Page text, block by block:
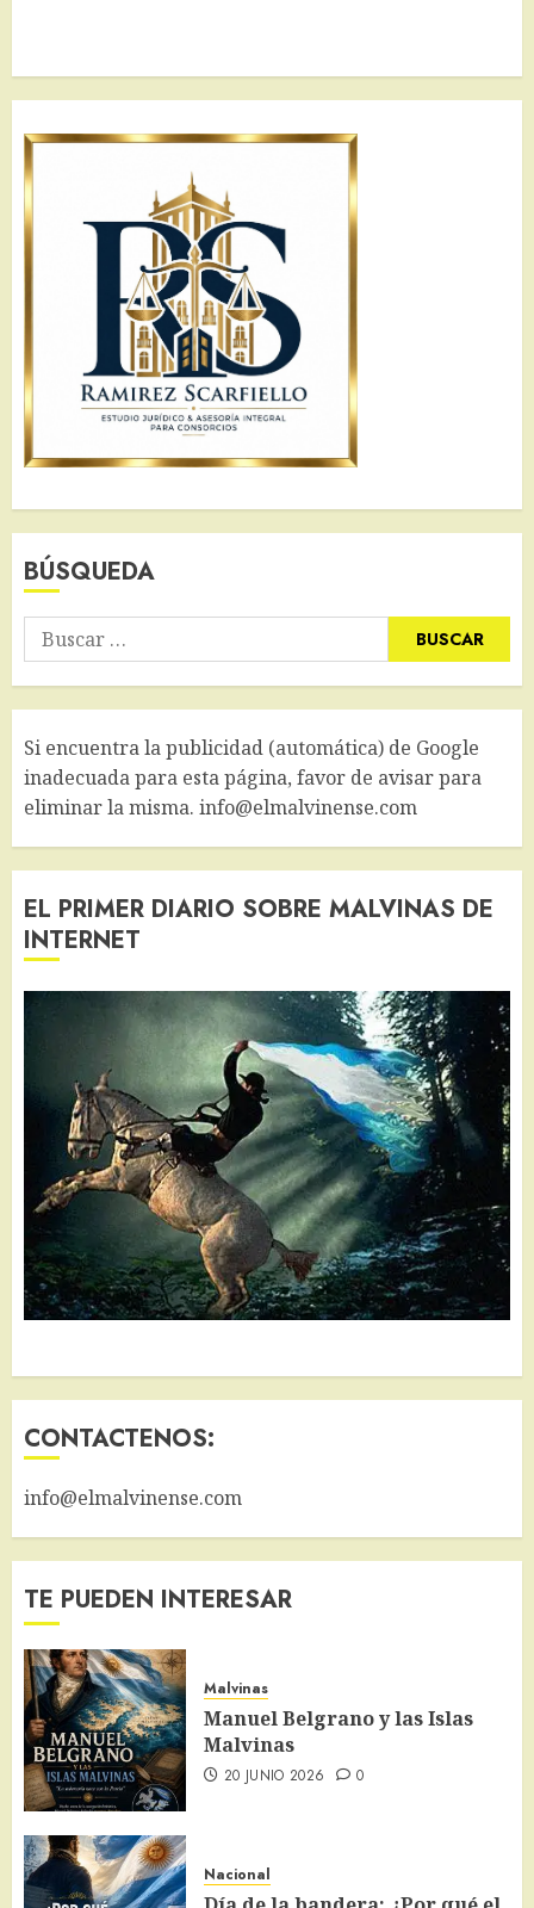
BÚSQUEDA
Buscar:
Si encuentra la publicidad (automática) de Google
inadecuada para esta página, favor de avisar para
eliminar la misma. info@elmalvinense.com
EL PRIMER DIARIO SOBRE MALVINAS DE
INTERNET
CONTACTENOS:
info@elmalvinense.com
TE PUEDEN INTERESAR
Malvinas
Manuel Belgrano y las Islas
Malvinas
20 JUNIO 2026 0
Nacional